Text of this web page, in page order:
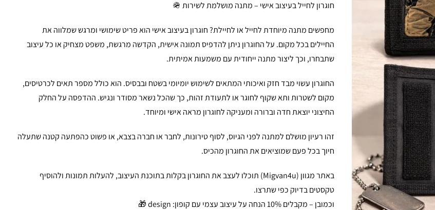
חוגרון לחייל בעיצוב אישי – מתנה מושלמת לשירות 🪖
מחפשים מתנה מיוחדת לחייל או לחיילת? חוגרון בעיצוב אישי הוא פריט שימושי ומרגש שמלווה את
החיילים בכל מקום. על החוגרון ניתן להדפיס תמונה אישית, הקדשה מרגשת, משפט מצחיק או כל עיצוב
שתבחרו, וכך ליצור מתנה ייחודית עם משמעות אמיתית.
החוגרון עשוי מבד חזק ואיכותי המתאים לשימוש יומיומי בשטח ובבסיס. הוא כולל מספר תאים לכרטיסים,
מקום לשטרות ותא שקוף לחוגר או לתעודת זהות, כך שהכל נשאר מסודר ונגיש. ההדפסה על החלק
החיצוני יוצאת חדה וברורה ומעניקה לחוגרון מראה אישי ומיוחד.
זהו רעיון מושלם למתנה לפני הגיוס, לסוף טירונות, לחבר או חברה בצבא, או פשוט כהפתעה קטנה שתעלה
חיוך בכל פעם שמוציאים את החוגרון מהכיס.
באתר מגוון (Migvan4u) תוכלו לעצב את החוגרון בקלות בתוכנת העיצוב, להעלות תמונות ולהוסיף
טקסטים בדיוק כפי שתרצו.
וכמובן – מקבלים 10% הנחה על עיצוב עצמי עם קופון: design 🎁